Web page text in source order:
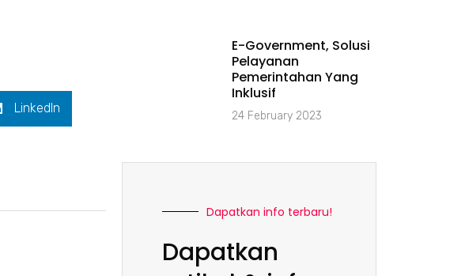
LinkedIn
E-Government, Solusi
Pelayanan
Pemerintahan Yang
Inklusif
24 February 2023
Dapatkan info terbaru!
Dapatkan